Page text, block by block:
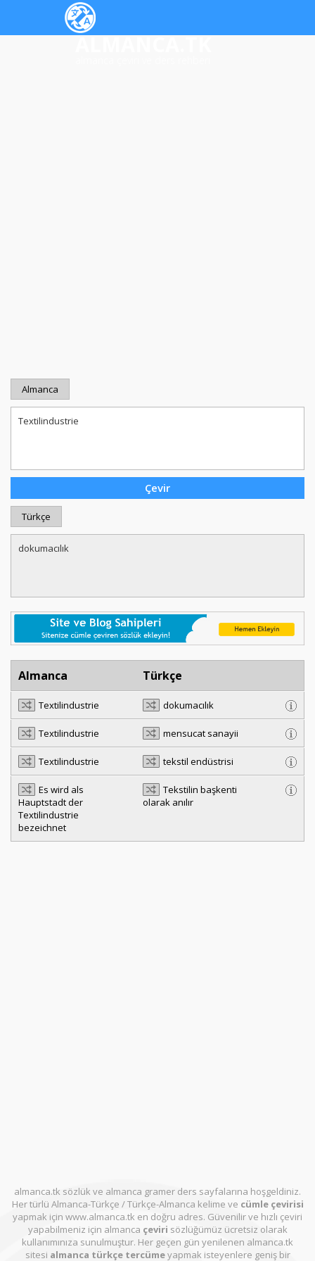
ALMANCA.TK
Almanca
Türkçe
Almanca Türkçe
Textilindustrie dokumacılık
Textilindustrie mensucat sanayii
Textilindustrie tekstil endüstrisi
Es wird als
Hauptstadt der
Textilindustrie
bezeichnet
Tekstilin başkenti
olarak anılır
almanca.tk sözlük ve almanca gramer ders sayfalarına hoşgeldiniz.
Her türlü Almanca-Türkçe / Türkçe-Almanca kelime ve cümle çevirisi
yapmak için www.almanca.tk en doğru adres. Güvenilir ve hızlı çeviri
yapabilmeniz için almanca çeviri sözlüğümüz ücretsiz olarak
kullanımınıza sunulmuştur. Her geçen gün yenilenen almanca.tk
sitesi almanca türkçe tercümeyapmak isteyenlere geniş bir